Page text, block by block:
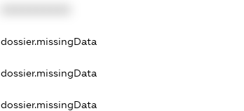
dossier.missingData
dossier.missingData
dossier.missingData